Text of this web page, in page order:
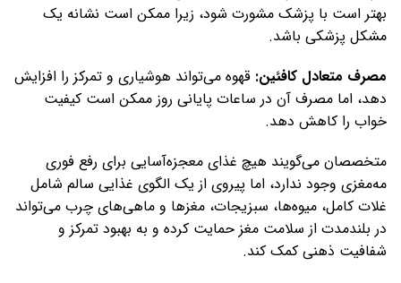
بهتر است با پزشک مشورت شود، زیرا ممکن است نشانه یک
مشکل پزشکی باشد.
مصرف متعادل کافئین: قهوه می‌تواند هوشیاری و تمرکز را افزایش
دهد، اما مصرف آن در ساعات پایانی روز ممکن است کیفیت
خواب را کاهش دهد.
متخصصان می‌گویند هیچ غذای معجزه‌آسایی برای رفع فوری
مه‌مغزی وجود ندارد، اما پیروی از یک الگوی غذایی سالم شامل
غلات کامل، میوه‌ها، سبزیجات، مغزها و ماهی‌های چرب می‌تواند
در بلندمدت از سلامت مغز حمایت کرده و به بهبود تمرکز و
شفافیت ذهنی کمک کند.